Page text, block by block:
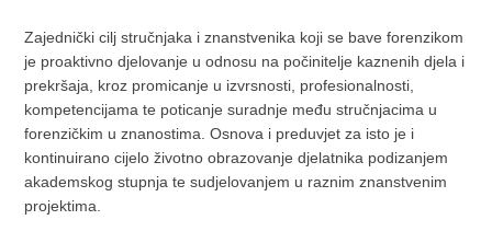
Zajednički cilj stručnjaka i znanstvenika koji se bave forenzikom
je proaktivno djelovanje u odnosu na počinitelje kaznenih djela i
prekršaja, kroz promicanje u izvrsnosti, profesionalnosti,
kompetencijama te poticanje suradnje među stručnjacima u
forenzičkim u znanostima. Osnova i preduvjet za isto je i
kontinuirano cijelo životno obrazovanje djelatnika podizanjem
akademskog stupnja te sudjelovanjem u raznim znanstvenim
projektima.